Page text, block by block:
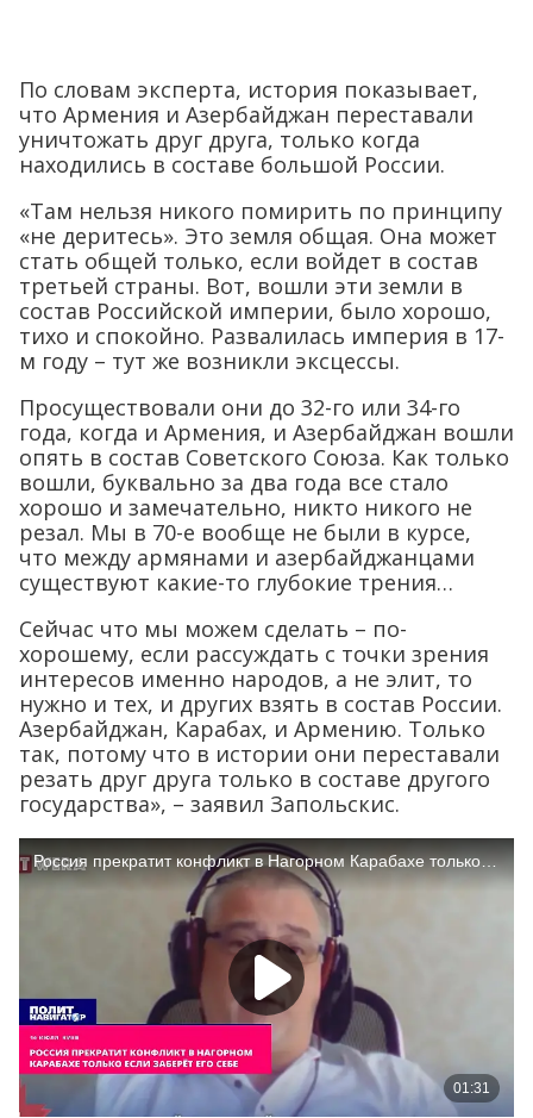
По словам эксперта, история показывает,
что Армения и Азербайджан переставали
уничтожать друг друга, только когда
находились в составе большой России.
«Там нельзя никого помирить по принципу
«не деритесь». Это земля общая. Она может
стать общей только, если войдет в состав
третьей страны. Вот, вошли эти земли в
состав Российской империи, было хорошо,
тихо и спокойно. Развалилась империя в 17-
м году – тут же возникли эксцессы.
Просуществовали они до 32-го или 34-го
года, когда и Армения, и Азербайджан вошли
опять в состав Советского Союза. Как только
вошли, буквально за два года все стало
хорошо и замечательно, никто никого не
резал. Мы в 70-е вообще не были в курсе,
что между армянами и азербайджанцами
существуют какие-то глубокие трения…
Сейчас что мы можем сделать – по-
хорошему, если рассуждать с точки зрения
интересов именно народов, а не элит, то
нужно и тех, и других взять в состав России.
Азербайджан, Карабах, и Армению. Только
так, потому что в истории они переставали
резать друг друга только в составе другого
государства», – заявил Запольскис.